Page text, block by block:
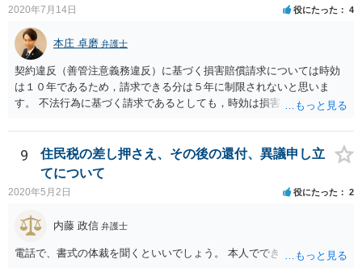
逮捕されないとは思います。
2020年7月14日 役にたった 4
本庄 卓磨 弁護士
契約違反（善管注意義務違反）に基づく損害賠償請求については時効
は１０年であるため，請求できる分は５年に制限されないと思いま
す。 不法行為に基づく請求であるとしても，時効は損害を知ってから
とをお勧めいたします。
9
住民税の差し押さえ、その後の還付、異議申し立
てについて
2020年5月2日 役にたった 2
内藤 政信 弁護士
電話で、書式の体裁を聞くといいでしょう。 本人でできますね。